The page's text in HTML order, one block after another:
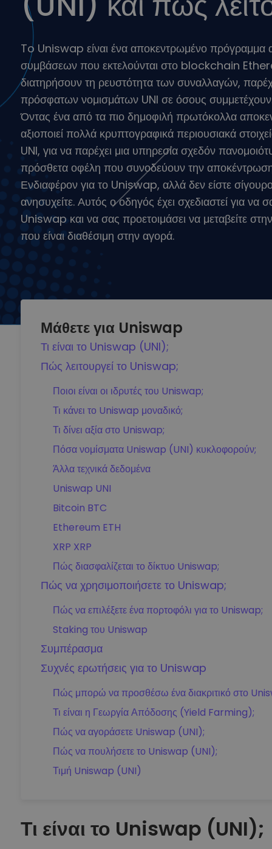
Εξερεύνηση
Βρες τη δική σου
To Uniswap είναι ένα αποκεντρωμένο πρόγραμμα
συμβάσεων που εκτελούνται στο blockchain
διατηρήσουν τη ρευστότητα των συναλλαγών,
πρόσφατων νομισμάτων UNI σε όσους
Όντας ένα από τα πιο δημοφιλή πρωτόκολλα
αξιοποιεί πολλά κρυπτογραφικά περιουσιακά
UNI, για να παρέχει μια υπηρεσία σχεδόν
πρόσθετα οφέλη που συνοδεύουν την
Ενδιαφέρον για το Uniswap, αλλά δεν είστε
ανησυχείτε. Αυτός ο οδηγός έχει σχεδιαστεί για να
Uniswap και να σας προετοιμάσει να μεταβείτε
που είναι διαθέσιμη στην αγορά.
Μάθετε για Uniswap
Τι είναι το Uniswap (UNI);
Πώς λειτουργεί το Uniswap;
Ποιοι είναι οι ιδρυτές του Uniswap;
Τι κάνει το Uniswap μοναδικό;
Τι δίνει αξία στο Uniswap;
Πόσα νομίσματα Uniswap (UNI) κυκλοφορούν;
Άλλα τεχνικά δεδομένα
Uniswap UNI
Bitcoin BTC
Ethereum ETH
XRP XRP
Πώς διασφαλίζεται το δίκτυο Uniswap;
Πώς να χρησιμοποιήσετε το Uniswap;
Πώς να επιλέξετε ένα πορτοφόλι για το Uniswap;
Staking του Uniswap
Συμπέρασμα
Συχνές ερωτήσεις για το Uniswap
Πώς μπορώ να προσθέσω ένα διακριτικό στο
Τι είναι η Γεωργία Απόδοσης (Yield Farming);
Πώς να αγοράσετε Uniswap (UNI);
Πώς να πουλήσετε το Uniswap (UNI);
Τιμή Uniswap (UNI)
Τι είναι το Uniswap (UNI);